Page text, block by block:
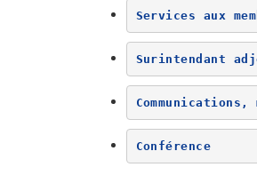
Services aux
Surintendant
Conférence